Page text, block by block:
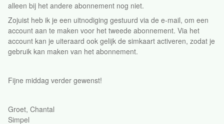
alleen bij het andere abonnement nog niet.
Zojuist heb ik je een uitnodiging gestuurd via de e-mail, om een
account aan te maken voor het tweede abonnement. Via het
account kan je uiteraard ook gelijk de simkaart activeren, zodat je
gebruik kan maken van het abonnement.
Fijne middag verder gewenst!
Groet, Chantal
Simpel